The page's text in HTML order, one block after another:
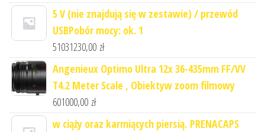
5 V (nie znajdują się w zestawie) / przewód
USBPobór mocy: ok. 1
51031230,00 zł
Angenieux Optimo Ultra 12x 36-435mm FF/VV
T4.2 Meter Scale , Obiektyw zoom filmowy
601000,00 zł
w ciąży oraz karmiących piersią. PRENACAPS